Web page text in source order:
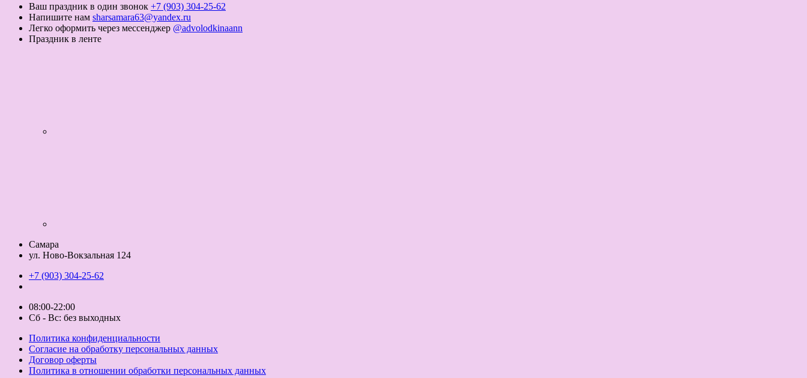
Ваш праздник в один звонок +7 (903) 304-25-62
Напишите нам sharsamara63@yandex.ru
Легко оформить через мессенджер @advolodkinaann
Праздник в ленте
Самара
ул. Ново-Вокзальная 124
+7 (903) 304-25-62
08:00-22:00
Сб - Вс: без выходных
Политика конфиденциальности
Согласие на обработку персональных данных
Договор оферты
Политика в отношении обработки персональных данных